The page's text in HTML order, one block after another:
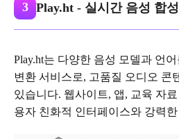
3 Play.ht - 실시간 음성 합
Play.ht는 다양한 음성 모델과 언
변환 서비스로, 고품질 오디오 콘
있습니다. 웹사이트, 앱, 교육 자
용자 친화적 인터페이스와 강력